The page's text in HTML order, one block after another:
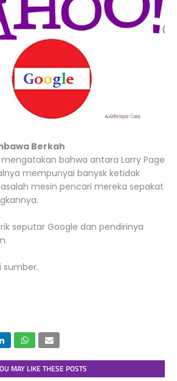
Berkah
bahwa antara Larry Page
mempunyai banysk ketidak
mesin pencari mereka sepakat
seputar Google dan pendirinya
sumber.
MAY LIKE THESE POSTS